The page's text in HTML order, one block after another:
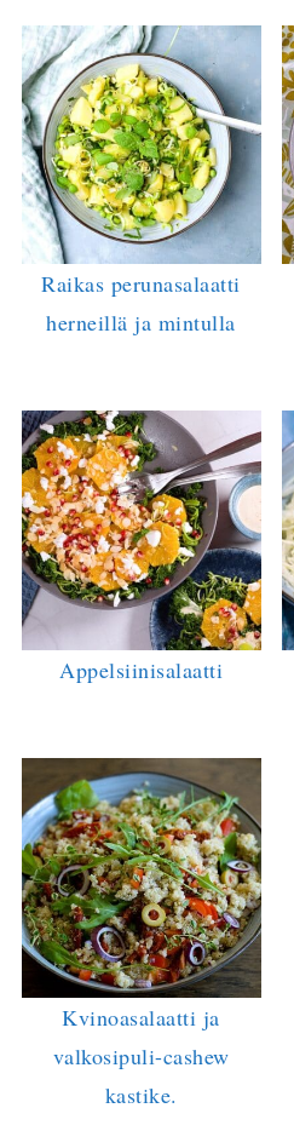
Raikas perunasalaatti
herneillä ja mintulla
Appelsiinisalaatti
Kvinoasalaatti ja
valkosipuli-cashew
kastike.